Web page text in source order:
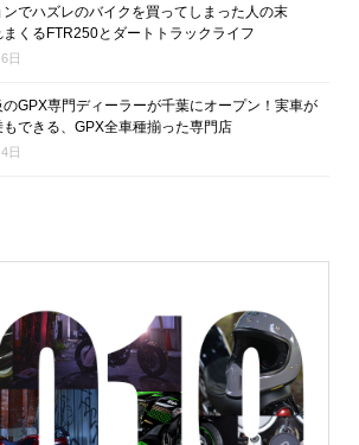
ンでハズレのバイクを買ってしまった人の末
くるFTR250とダートトラックライフ
日
のGPX専門ディーラーが千葉にオープン！実車が
もできる、GPX全車種揃った専門店
日